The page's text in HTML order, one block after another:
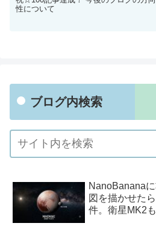
性について
ブログ内検索
NanoBanana
図を描かせた
件。衛星MK2